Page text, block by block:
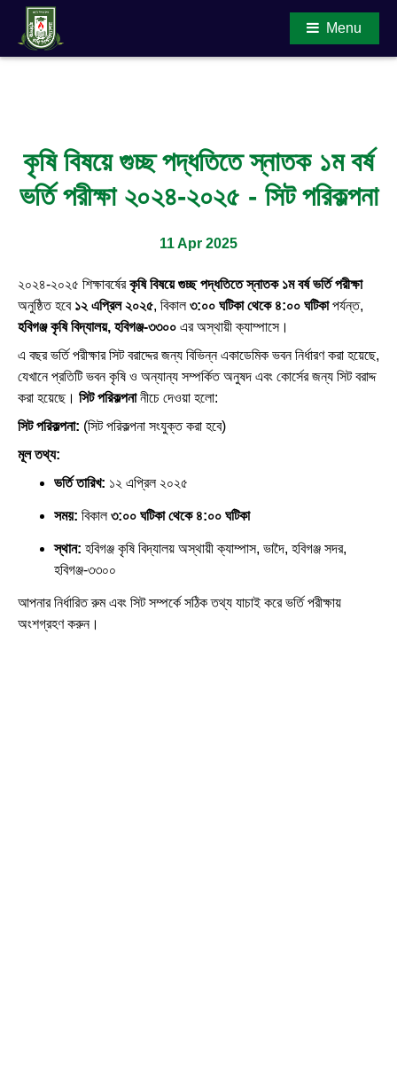
Menu
কৃষি বিষয়ে গুচ্ছ পদ্ধতিতে স্নাতক ১ম বর্ষ
ভর্তি পরীক্ষা ২০২৪-২০২৫ - সিট পরিকল্পনা
11 Apr 2025
২০২৪-২০২৫ শিক্ষাবর্ষেরকৃষি বিষয়ে গুচ্ছ পদ্ধতিতে স্নাতক ১ম বর্ষ ভর্তি পরীক্ষা
অনুষ্ঠিত হবে ১২ এপ্রিল ২০২৫, বিকাল৩:০০ ঘটিকা থেকে ৪:০০ ঘটিকাপর্যন্ত,
হবিগঞ্জ কৃষি বিদ্যালয়, হবিগঞ্জ-৩৩০০ এর অস্থায়ী ক্যাম্পাসে।
এ বছর ভর্তি পরীক্ষার সিট বরাদ্দের জন্য বিভিন্ন একাডেমিক ভবন নির্ধারণ করা হয়েছে,
যেখানে প্রতিটি ভবন কৃষি ও অন্যান্য সম্পর্কিত অনুষদ এবং কোর্সের জন্য সিট বরাদ্দ
করা হয়েছে। সিট পরিকল্পনানীচে দেওয়া হলো:
সিট পরিকল্পনা: (সিট পরিকল্পনা সংযুক্ত করা হবে)
মূল তথ্য:
ভর্তি তারিখ: ১২ এপ্রিল ২০২৫
সময়: বিকাল৩:০০ ঘটিকা থেকে ৪:০০ ঘটিকা
স্থান: হবিগঞ্জ কৃষি বিদ্যালয় অস্থায়ী ক্যাম্পাস, ভাদৈ, হবিগঞ্জ সদর,
হবিগঞ্জ-৩৩০০
আপনার নির্ধারিত রুম এবং সিট সম্পর্কে সঠিক তথ্য যাচাই করে ভর্তি পরীক্ষায়
অংশগ্রহণ করুন।